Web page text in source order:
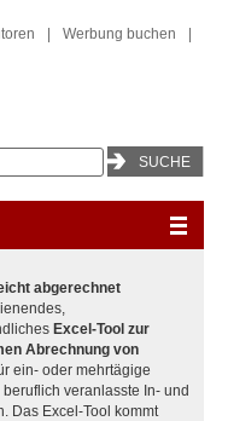
Werbung buchen
abgerechnet
Excel-Tool zur
Abrechnung von
ein- oder mehrtägige
veranlasste In- und
Das Excel-Tool kommt